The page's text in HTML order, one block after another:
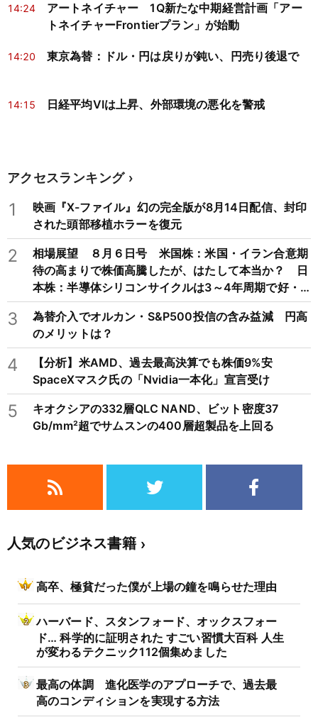
14:24
アートネイチャー 1Q新たな中期経営計画「アー
トネイチャーFrontierプラン」が始動
14:20 東京為替：ドル・円は戻りが鈍い、円売り後退で
14:15 日経平均VIは上昇、外部環境の悪化を警戒
アクセスランキング
1
映画『X-ファイル』幻の完全版が8月14日配信、封印
された頭部移植ホラーを復元
2
相場展望 ８月６日号 米国株：米国・イラン合意期
待の高まりで株価高騰したが、はたして本当か？ 日
本株：半導体シリコンサイクルは3～4年周期で好・
不況を繰り返すため注意
3
為替介入でオルカン・S&P500投信の含み益減 円高
のメリットは？
4
【分析】米AMD、過去最高決算でも株価9%安
SpaceXマスク氏の「Nvidia一本化」宣言受け
5
キオクシアの332層QLC NAND、ビット密度37
Gb/mm²超でサムスンの400層超製品を上回る
人気のビジネス書籍
高卒、極貧だった僕が上場の鐘を鳴らせた理由
ハーバード、スタンフォード、オックスフォー
ド… 科学的に証明された すごい習慣大百科 人生
が変わるテクニック112個集めました
最高の体調 進化医学のアプローチで、過去最
高のコンディションを実現する方法